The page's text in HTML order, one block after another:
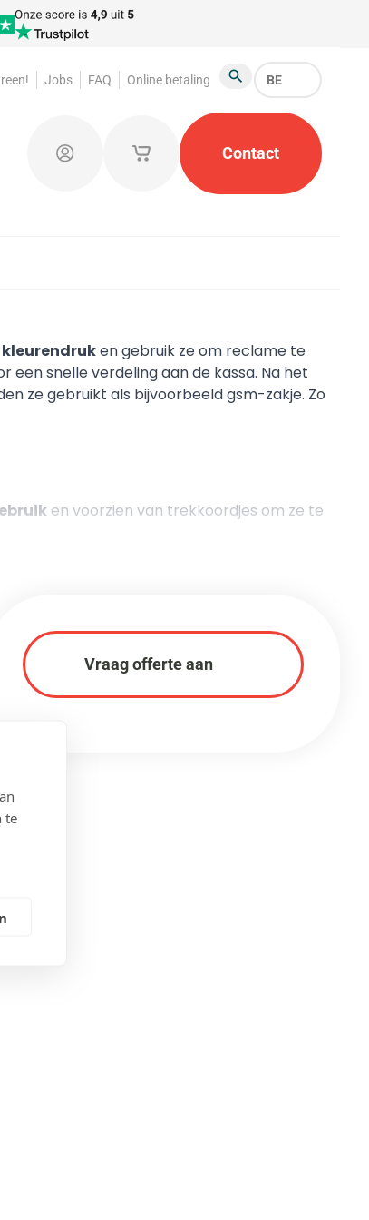
te
Jobs FAQ Online betaling
Zoeken
BE
Promotiemateriaal Kleine
Aanmelden Mijn opgeslagen winkelmandjes
Contact
en gebruik ze om reclame te
een snelle verdeling aan de kassa. Na het
ze gebruikt als bijvoorbeeld gsm-zakje. Zo
en voorzien van trekkoordjes om ze te
Vraag offerte aan